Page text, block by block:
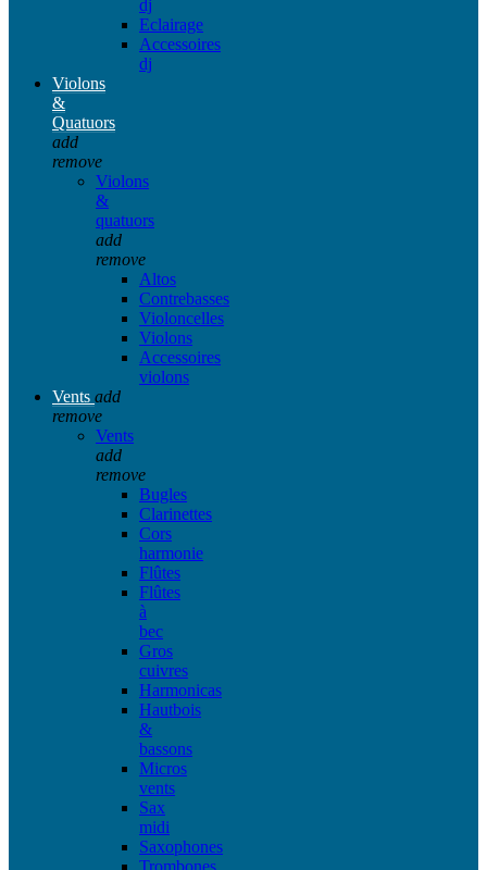
dj
Eclairage
Accessoires
dj
Violons
&
Quatuors
add
remove
Violons
&
quatuors
add
remove
Altos
Contrebasses
Violoncelles
Violons
Accessoires
violons
Vents add
remove
Vents
add
remove
Bugles
Clarinettes
Cors
harmonie
Flûtes
Flûtes
à
bec
Gros
cuivres
Harmonicas
Hautbois
&
bassons
Micros
vents
Sax
midi
Saxophones
Trombones